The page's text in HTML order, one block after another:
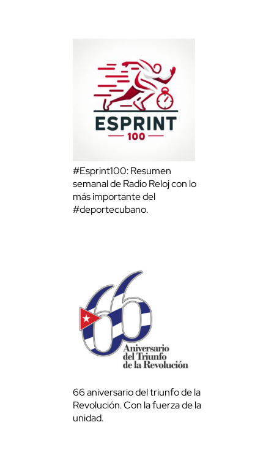
#Esprint100: Resumen
semanal de Radio Reloj con lo
más importante del
#deportecubano.
66 aniversario del triunfo de la
Revolución. Con la fuerza de la
unidad.